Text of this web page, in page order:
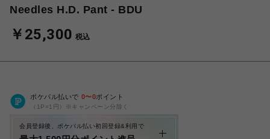
Needles H.D. Pant - BDU
￥25,300 税込
ポケパル払いで 0〜0ポイント
（1P=1円）※キャンペーン分除く
会員登録後、ポケパル払い初回登録&利用で